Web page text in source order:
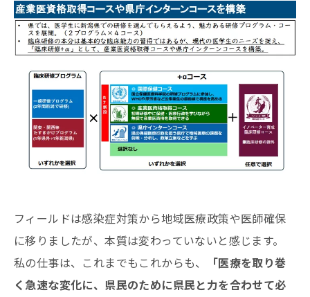
フィールドは感染症対策から地域医療政策や医師確保
に移りましたが、本質は変わっていないと感じます。
私の仕事は、これまでもこれからも、
「医療を取り巻
く急速な変化に、県民のために県民と力を合わせて必